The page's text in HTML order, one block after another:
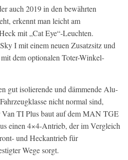
auch 2019 in den bewährten
erkennt man leicht am
mit „Cat Eye“-Leuchten.
I mit einem neuen Zusatzsitz und
dem optionalen Toter-Winkel-
gut isolierende und dämmende Alu-
nicht normal sind,
TI Plus baut auf dem MAN TGE
einen 4×4-Antrieb, der im Vergleich
und Heckantrieb für
Wege sorgt.